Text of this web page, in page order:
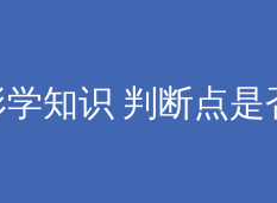
知识 判断点